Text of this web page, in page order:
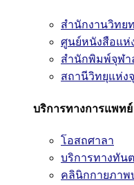
สำนักงานวิทย
ศูนย์หนังสือแห่
สำนักพิมพ์จุฬา
สถานีวิทยุแห่ง
บริการทางการแพทย์
โอสถศาลา
บริการทางทัน
คลินิกกายภาพ